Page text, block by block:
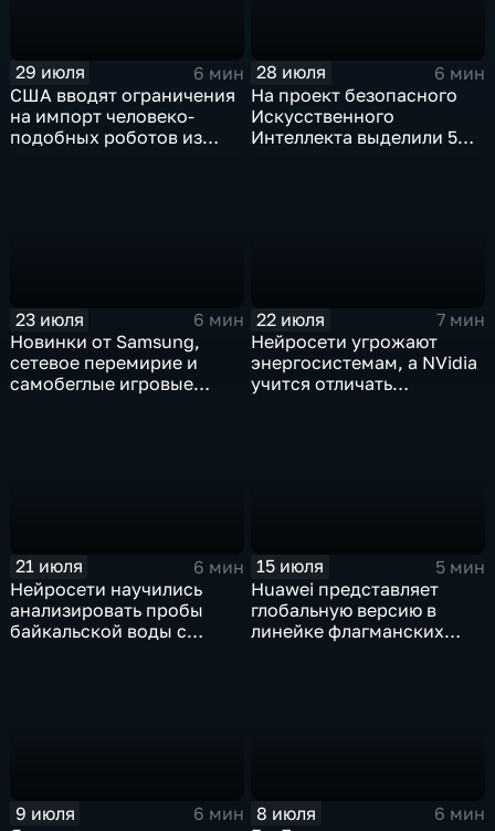
29 июля
6 мин
США вводят ограничения
на импорт человеко-
подобных роботов из
28 июля
6 мин
На проект безопасного
Искусственного
Интеллекта выделили 5
23 июля
6 мин
Новинки от Samsung,
сетевое перемирие и
самобеглые игровые
22 июля
7 мин
Нейросети угрожают
энергосистемам, а NVidia
учится отличать
21 июля
6 мин
Нейросети научились
анализировать пробы
байкальской воды с
15 июля
5 мин
Huawei представляет
глобальную версию в
линейке флагманских
9 июля
6 мин
8 июля
6 мин